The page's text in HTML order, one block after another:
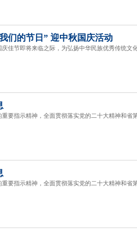
们的节日” 迎中秋国庆活动
节即将来临之际，为弘扬中华民族优秀传统文
指示精神，全面贯彻落实党的二十大精神和省
指示精神，全面贯彻落实党的二十大精神和省